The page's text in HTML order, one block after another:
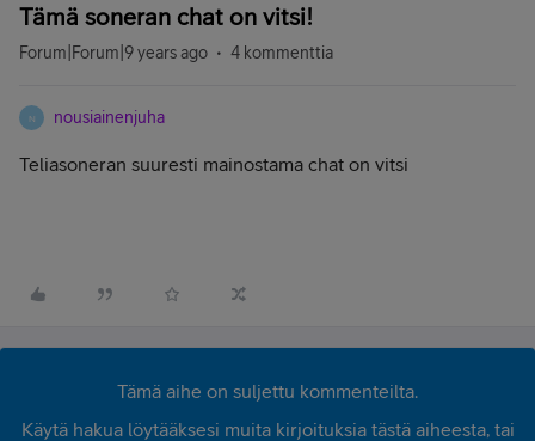
Tämä soneran chat on vitsi!
Forum|Forum|9 years ago 4 kommenttia
N nousiainenjuha
Teliasoneran suuresti mainostama chat on vitsi
Tämä aihe on suljettu kommenteilta.
Käytä hakua löytääksesi muita kirjoituksia tästä aiheesta, tai